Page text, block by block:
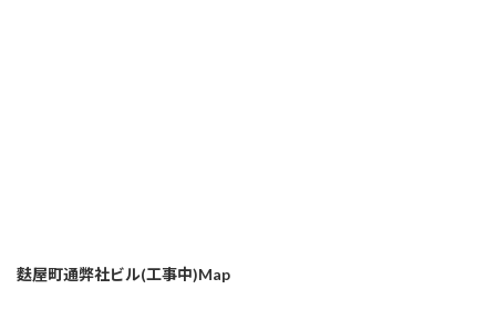
麩屋町通弊社ビル(工事中)Map